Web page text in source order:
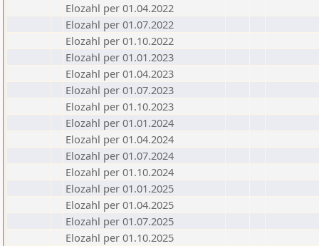
Elozahl per 01.04.2022
Elozahl per 01.07.2022
Elozahl per 01.10.2022
Elozahl per 01.01.2023
Elozahl per 01.04.2023
Elozahl per 01.07.2023
Elozahl per 01.10.2023
Elozahl per 01.01.2024
Elozahl per 01.04.2024
Elozahl per 01.07.2024
Elozahl per 01.10.2024
Elozahl per 01.01.2025
Elozahl per 01.04.2025
Elozahl per 01.07.2025
Elozahl per 01.10.2025